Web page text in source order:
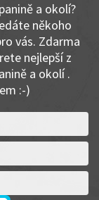
a okolí?
někoho
vás. Zdarma
nejlepší z
a okolí .
:-)